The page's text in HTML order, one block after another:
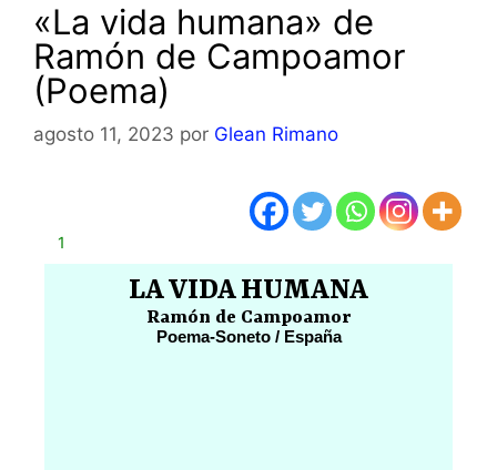
«La vida humana» de
Ramón de Campoamor
(Poema)
agosto 11, 2023 por Glean Rimano
1
LA VIDA HUMANA
Ramón de Campoamor
Poema-Soneto / España